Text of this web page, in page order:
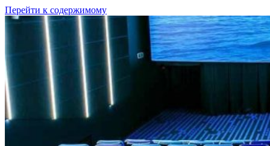
Перейти к содержимому